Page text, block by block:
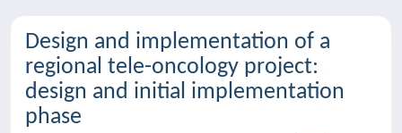
Design and implementation of a
regional tele-oncology project:
design and initial implementation
phase